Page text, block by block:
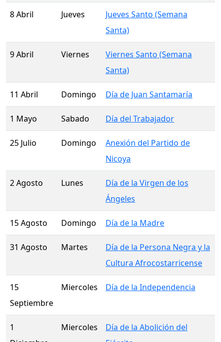
8 Abril Jueves
Jueves Santo (Semana
Santa)
9 Abril Viernes
Viernes Santo (Semana
Santa)
11 Abril Domingo Día de Juan Santamaría
1 Mayo Sabado Día del Trabajador
25 Julio Domingo
Anexión del Partido de
Nicoya
2 Agosto Lunes
Día de la Virgen de los
Ángeles
15 Agosto Domingo Día de la Madre
31 Agosto Martes
Día de la Persona Negra y la
Cultura Afrocostarricense
15
Septiembre
Miercoles Día de la Independencia
1
Miercoles
Día de la Abolición del